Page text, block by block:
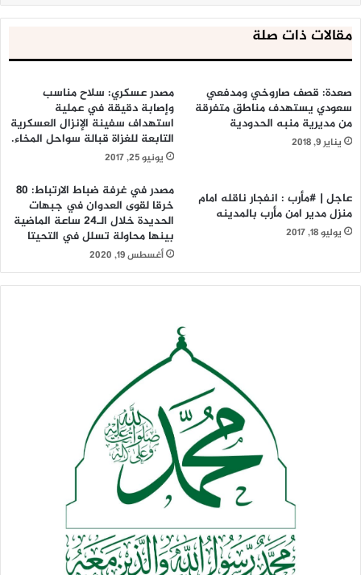
مقالات ذات صلة
صعدة: قصف صاروخي ومدفعي
سعودي يستهدف مناطق متفرقة
من مديرية منبه الحدودية
يناير 9, 2018
مصدر عسكري: سلاح مناسب
وإصابة دقيقة في عملية
استهداف سفينة الإنزال العسكرية
التابعة للغزاة قبالة سواحل المخاء.
يونيو 25, 2017
عاجل | #مأرب : انفجار ناقله امام
منزل مدير امن مأرب بالمدينه
يوليو 18, 2017
مصدر في غرفة ضباط الارتباط: 80
خرقا لقوى العدوان في جبهات
الحديدة خلال الـ24 ساعة الماضية
بينها محاولة تسلل في التحيتا
أغسطس 19, 2020